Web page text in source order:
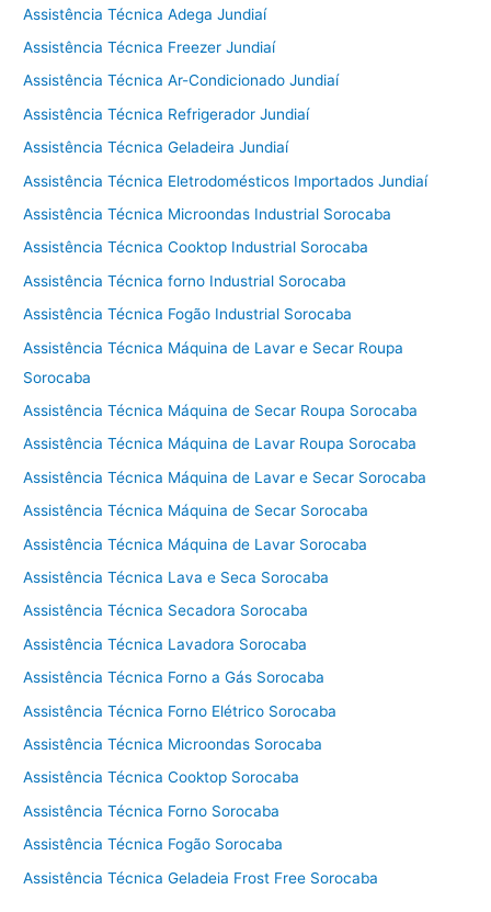
Assistência Técnica Adega Jundiaí
Assistência Técnica Freezer Jundiaí
Assistência Técnica Ar-Condicionado Jundiaí
Assistência Técnica Refrigerador Jundiaí
Assistência Técnica Geladeira Jundiaí
Assistência Técnica Eletrodomésticos Importados Jundiaí
Assistência Técnica Microondas Industrial Sorocaba
Assistência Técnica Cooktop Industrial Sorocaba
Assistência Técnica forno Industrial Sorocaba
Assistência Técnica Fogão Industrial Sorocaba
Assistência Técnica Máquina de Lavar e Secar Roupa
Sorocaba
Assistência Técnica Máquina de Secar Roupa Sorocaba
Assistência Técnica Máquina de Lavar Roupa Sorocaba
Assistência Técnica Máquina de Lavar e Secar Sorocaba
Assistência Técnica Máquina de Secar Sorocaba
Assistência Técnica Máquina de Lavar Sorocaba
Assistência Técnica Lava e Seca Sorocaba
Assistência Técnica Secadora Sorocaba
Assistência Técnica Lavadora Sorocaba
Assistência Técnica Forno a Gás Sorocaba
Assistência Técnica Forno Elétrico Sorocaba
Assistência Técnica Microondas Sorocaba
Assistência Técnica Cooktop Sorocaba
Assistência Técnica Forno Sorocaba
Assistência Técnica Fogão Sorocaba
Assistência Técnica Geladeia Frost Free Sorocaba